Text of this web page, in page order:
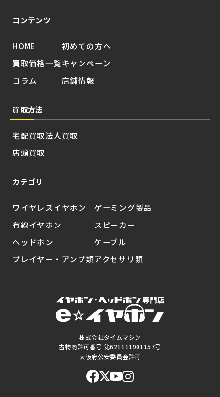
株式会社タイムマシン
古物商許可番号 第621111901157号
大阪府公安委員会許可
コンテンツ
HOME
買取価格一覧
コラム
初めての方へ
キャンペーン
店舗情報
買取方法
宅配買取
店頭買取
法人買取
カテゴリ
ワイヤレスイヤホン
有線イヤホン
ヘッドホン
プレイヤー・アンプ類
ゲーミング製品
スピーカー
ケーブル
アクセサリ類